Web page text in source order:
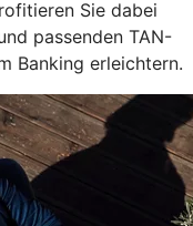
Sie dabei
passenden TAN-
Banking erleichtern.